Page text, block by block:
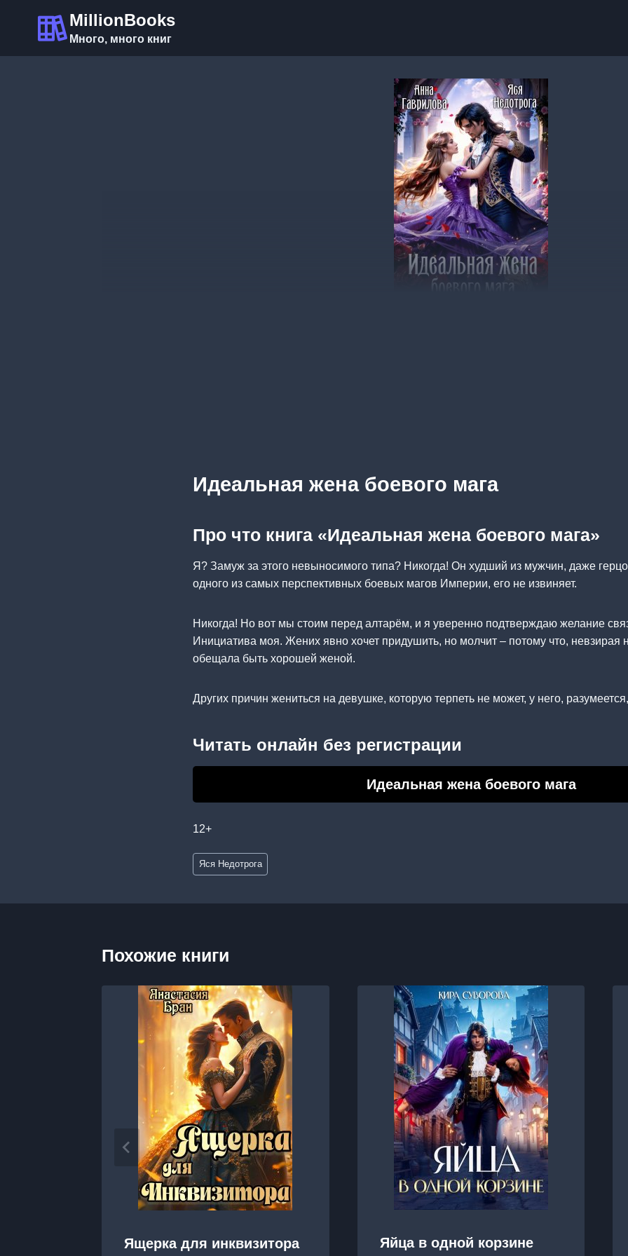
содержимому
MillionBooks
Много, много книг
Идеальная жена боевого мага
Про что книга «Идеальная жена боевого мага»
Я? Замуж за этого невыносимого типа? Никогда! Он худший из мужчин, даже
одного из самых перспективных боевых магов Империи, его не извиняет.
Никогда! Но вот мы стоим перед алтарём, и я уверенно подтверждаю желание
Инициатива моя. Жених явно хочет придушить, но молчит – потому что, невзирая
обещала быть хорошей женой.
Других причин жениться на девушке, которую терпеть не может, у него,
Читать онлайн без регистрации
Идеальная жена боевого мага
12+
Метки
записи:
Яся Недотрога
Похожие книги
Ящерка для инквизитора Яйца в одной корзине